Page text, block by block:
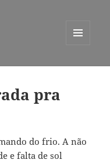
WIDGETS
pra
do frio. A não
e falta de sol